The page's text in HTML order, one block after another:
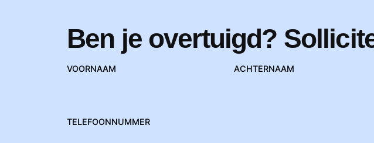
Ben je overtuigd?
VOORNAAM ACHTERNAAM
TELEFOONNUMMER